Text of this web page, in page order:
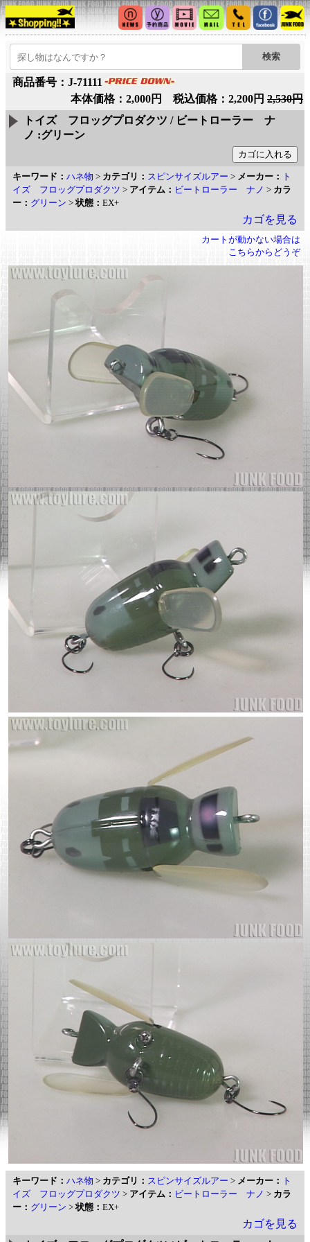
商品番号：J-71111
本体価格：2,000円 税込価格：2,200円 2,530円
トイズ フロッグプロダクツ / ビートローラー ナ
ノ :グリーン
キーワード： ハネ物 > カテゴリ： スピンサイズルアー > メーカー： ト
イズ フロッグプロダクツ > アイテム： ビートローラー ナノ > カラ
ー： グリーン >状態： EX+
カゴを見る
カートが動かない場合は
こちらからどうぞ
キーワード： ハネ物 > カテゴリ： スピンサイズルアー > メーカー： ト
イズ フロッグプロダクツ > アイテム： ビートローラー ナノ > カラ
ー： グリーン >状態： EX+
カゴを見る